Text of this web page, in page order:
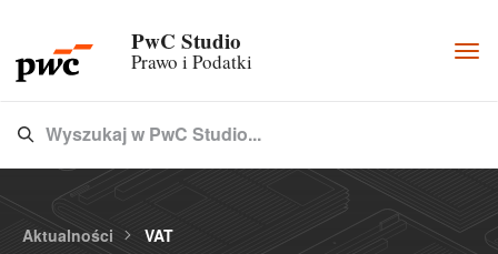
PwC Studio
Prawo i Podatki
Type 3 or more characters for results.
Wyszukaj w PwC Studio...
Aktualności VAT